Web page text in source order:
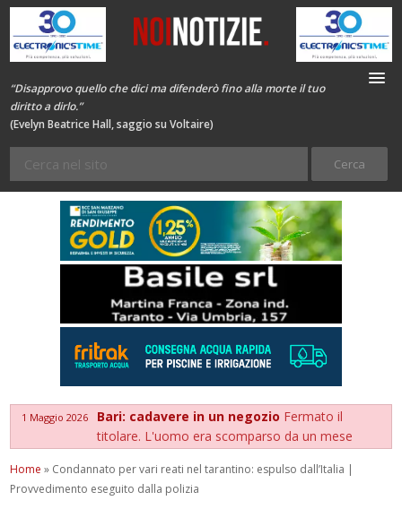
“Disapprovo quello che dici ma difenderò fino alla morte il tuo
diritto a dirlo.”
(Evelyn Beatrice Hall, saggio su Voltaire)
1 Maggio 2026 Bari: cadavere in un negozio Fermato il
titolare. L'uomo era scomparso da un mese
Home » Condannato per vari reati nel tarantino: espulso dall’Italia |
Provvedimento eseguito dalla polizia